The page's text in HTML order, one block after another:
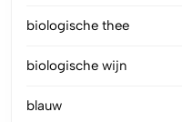
biologische thee
biologische wijn
blauw